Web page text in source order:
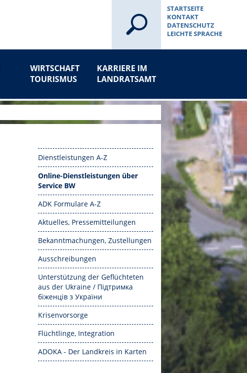
STARTSEITE
KONTAKT
DATENSCHUTZ
LEICHTE SPRACHE
WIRTSCHAFT
TOURISMUS
KARRIERE IM
LANDRATSAMT
Dienstleistungen A-Z
Online-Dienstleistungen über
Service BW
ADK Formulare A-Z
Aktuelles, Pressemitteilungen
Bekanntmachungen, Zustellungen
Ausschreibungen
Unterstützung der Geflüchteten
aus der Ukraine / Підтримка
біженців з України
Krisenvorsorge
Flüchtlinge, Integration
ADOKA - Der Landkreis in Karten